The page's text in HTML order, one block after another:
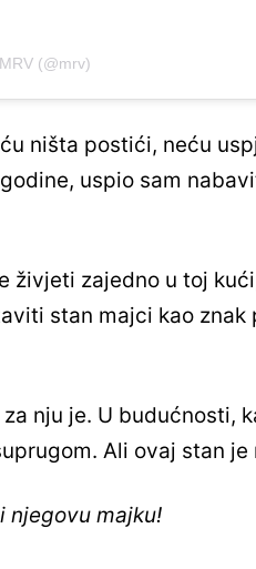
(@mrv)
ništa postići, neću
uspio sam
živjeti zajedno u toj
stan majci kao znak
nju je. U budućnosti,
Ali ovaj stan je
njegovu majku!